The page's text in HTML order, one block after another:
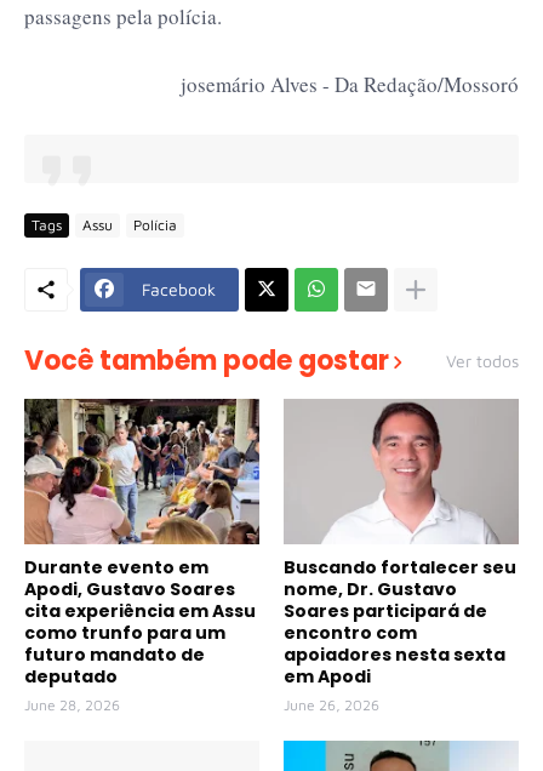
passagens pela polícia.
josemário Alves - Da Redação/Mossoró
Tags Assu Polícia
Facebook
Você também pode gostar Ver todos
Durante evento em
Apodi, Gustavo Soares
cita experiência em Assu
como trunfo para um
futuro mandato de
deputado
June 28, 2026
Buscando fortalecer seu
nome, Dr. Gustavo
Soares participará de
encontro com
apoiadores nesta sexta
em Apodi
June 26, 2026